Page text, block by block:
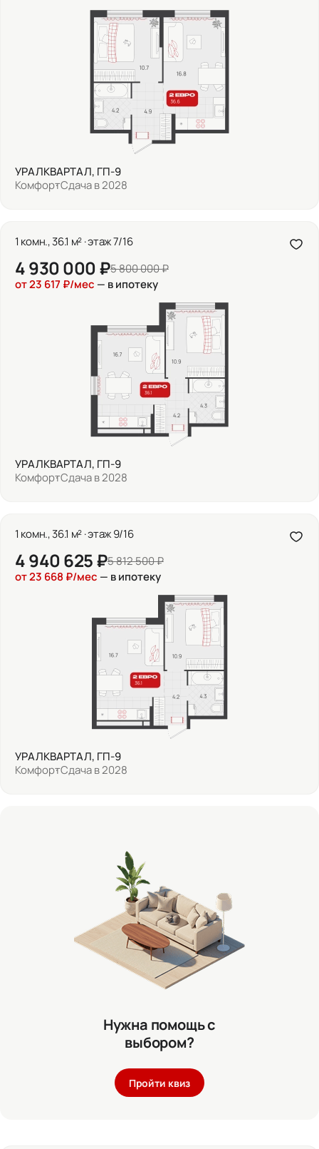
УРАЛКВАРТАЛ, ГП-9
КомфортСдача в 2028
1 комн., 36.1 м² · этаж 7/16
4 930 000 ₽5 800 000 ₽
от 23 617 ₽/мес — в ипотеку
УРАЛКВАРТАЛ, ГП-9
КомфортСдача в 2028
1 комн., 36.1 м² · этаж 9/16
4 940 625 ₽5 812 500 ₽
от 23 668 ₽/мес — в ипотеку
УРАЛКВАРТАЛ, ГП-9
КомфортСдача в 2028
Нужна помощь с
выбором?
Пройти квиз